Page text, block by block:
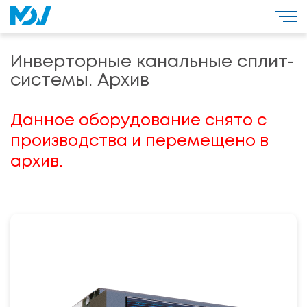
Инверторные канальные сплит-
системы. Архив
Данное оборудование снято с
производства и перемещено в
архив.